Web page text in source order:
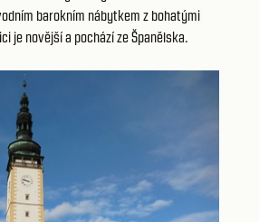
barokním nábytkem z bohatými
je novější a pochází ze Španělska.